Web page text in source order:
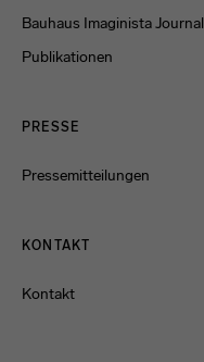
Bauhaus Imaginista Journal
Publikationen
PRESSE
Pressemitteilungen
KONTAKT
Kontakt